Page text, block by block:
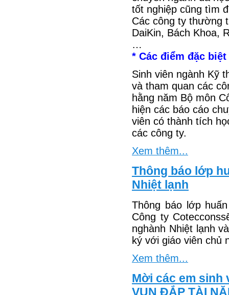
tốt nghiệp cũng tìm
Các công ty thường
DaiKin, Bách Khoa,
…
* Các điểm đặc biệt
Sinh viên ngành Kỹ
và tham quan các
hằng năm Bộ môn
hiện các báo cáo
viên có thành tích
các công ty.
Xem thêm...
Thông báo lớp
Nhiệt lạnh
Thông báo lớp
Công ty
nghành Nhiệt lạnh
ký với giáo viên chủ
Xem thêm...
Mời các em sinh
VUN ĐẮP TÀI